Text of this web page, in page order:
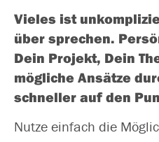
Vieles ist
über spre­chen.
Dein Projekt, Dein
mög­li­che Ansätze
schnel­ler auf den
Nutze ein­fach die